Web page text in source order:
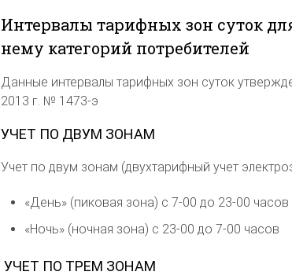
Интервалы тарифных зон суток
нему категорий потребителей
Данные интервалы тарифных зон суток
2013 г. № 1473-э
УЧЕТ ПО ДВУМ ЗОНАМ
Учет по двум зонам (двухтарифный учет
«День» (пиковая зона) с 7-00 до 23-00 часов
«Ночь» (ночная зона) с 23-00 до 7-00 часов
УЧЕТ ПО ТРЕМ ЗОНАМ